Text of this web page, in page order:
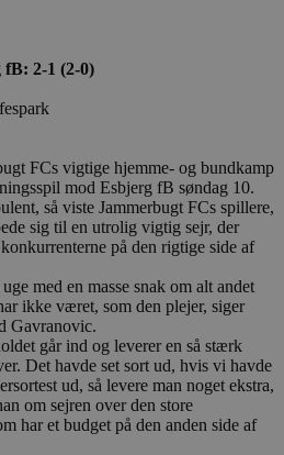
2-1 (2-0)
FCs vigtige hjemme- og bundkamp
mod Esbjerg fB søndag 10.
så viste Jammerbugt FCs spillere,
sig til en utrolig vigtig sejr, der
på den rigtige side af
med en masse snak om alt andet
ikke været, som den plejer, siger
Gavranovic.
går ind og leverer en så stærk
Det havde set sort ud, hvis vi havde
ud, så levere man noget ekstra,
om sejren over den store
har et budget på den anden side af